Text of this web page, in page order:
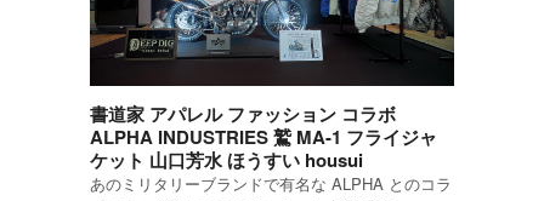
書道家 アパレル ファッション コラボ
ALPHA INDUSTRIES 鷲 MA-1 フライジャ
ケット 山口芳水 ほうすい housui
あのミリタリーブランドで有名な ALPHA とのコラ